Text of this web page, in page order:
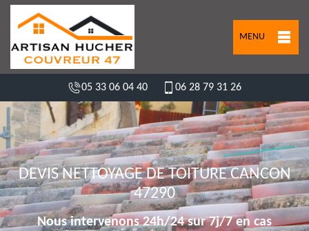
MENU
05 33 06 04 40 06 28 79 31 26
DEVIS NETTOYAGE DE TOITURE CANCON
47290
Nous intervenons 24h/24 sur 7j/7 en cas